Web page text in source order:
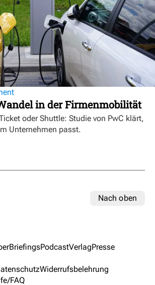
in der Firmenmobilität
oder Shuttle: Studie von PwC klärt,
Unternehmen passt.
Nach oben
BriefingsPodcastVerlagPresse
Widerrufsbelehrung
FAQ